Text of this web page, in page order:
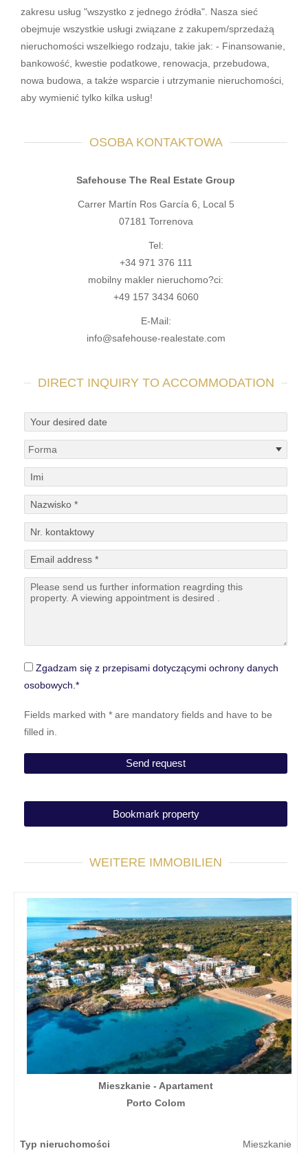
zakresu usług "wszystko z jednego źródła". Nasza sieć
obejmuje wszystkie usługi związane z zakupem/sprzedażą
nieruchomości wszelkiego rodzaju, takie jak: - Finansowanie,
bankowość, kwestie podatkowe, renowacja, przebudowa,
nowa budowa, a także wsparcie i utrzymanie nieruchomości,
aby wymienić tylko kilka usług!
OSOBA KONTAKTOWA
Safehouse The Real Estate Group
Carrer Martín Ros García 6, Local 5
07181 Torrenova
Tel:
+34 971 376 111
mobilny makler nieruchomo?ci:
+49 157 3434 6060
E-Mail:
info@safehouse-realestate.com
DIRECT INQUIRY TO ACCOMMODATION
Zgadzam się z przepisami dotyczącymi ochrony danych
osobowych.*
Fields marked with * are mandatory fields and have to be
filled in.
Bookmark property
WEITERE IMMOBILIEN
Mieszkanie - Apartament
Porto Colom
Typ nieruchomości Mieszkanie